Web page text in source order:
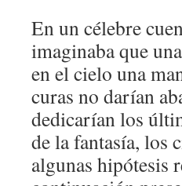
En un célebre
imaginaba que
en el cielo una
curas no darían
dedicarían los
de la fantasía, los
algunas hipótesis